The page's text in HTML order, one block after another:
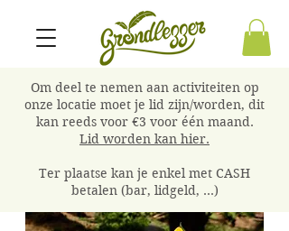
Om deel te nemen aan activiteiten op
onze locatie moet je lid zijn/worden, dit
kan reeds voor €3 voor één maand.
Lid worden kan hier.
Ter plaatse kan je enkel met CASH
betalen (bar, lidgeld, ...)